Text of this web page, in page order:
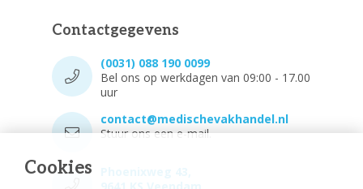
Cookies
Contactgegevens
(0031) 088 190 0099
Bel ons op werkdagen van 09:00 - 17.00
uur
contact@medischevakhandel.nl
Stuur ons een e-mail.